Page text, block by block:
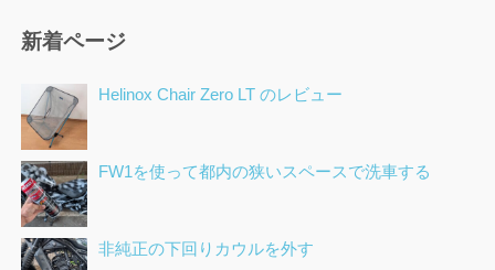
新着ページ
Helinox Chair Zero LT のレビュー
FW1を使って都内の狭いスペースで洗車する
非純正の下回りカウルを外す